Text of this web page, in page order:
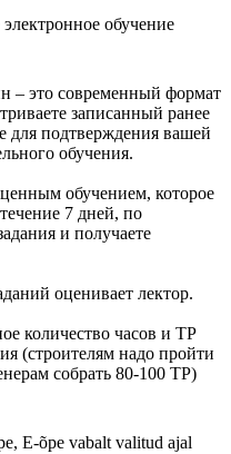
обучение
– это современный формат
записанный ранее
для подтверждения вашей
обучения.
обучением, которое
7 дней, по
и получаете
оценивает лектор.
количество часов и ТР
(строителям надо пройти
собрать 80-100 ТР)
E-õpe vabalt valitud ajal